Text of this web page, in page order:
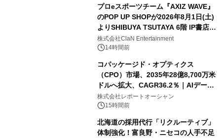
プロeスポーツチーム『AXIZ WAVE』
のPOP UP SHOPが2026年8月1日(土)
よりSHIBUYA TSUTAYA 6階 IP書店で
開催決定！！
株式会社ClaN Entertainment
14時間前
コパッケージド・オプティクス
（CPO）市場、2035年28億8,700万米
ドルへ拡大、CAGR36.2％｜AIデータ
センター・高速光通信需要が成長を加
速
株式会社レポートオーシャン
15時間前
北海道の採用代行「リクルーティブ」
体制強化！富良野・ニセコの人手不足